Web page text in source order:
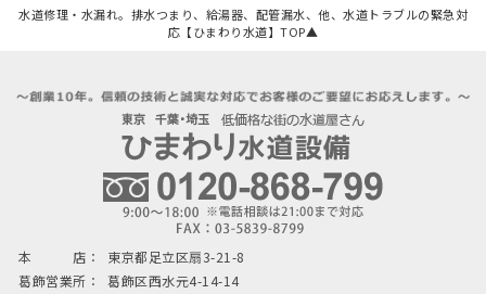
水道修理・水漏れ。排水つまり、給湯器、配管漏水、他、水道トラブルの緊急対
応【ひまわり水道】TOP▲
本 店：
東京都足立区扇3-21-8
葛飾営業所：
葛飾区西水元4-14-14